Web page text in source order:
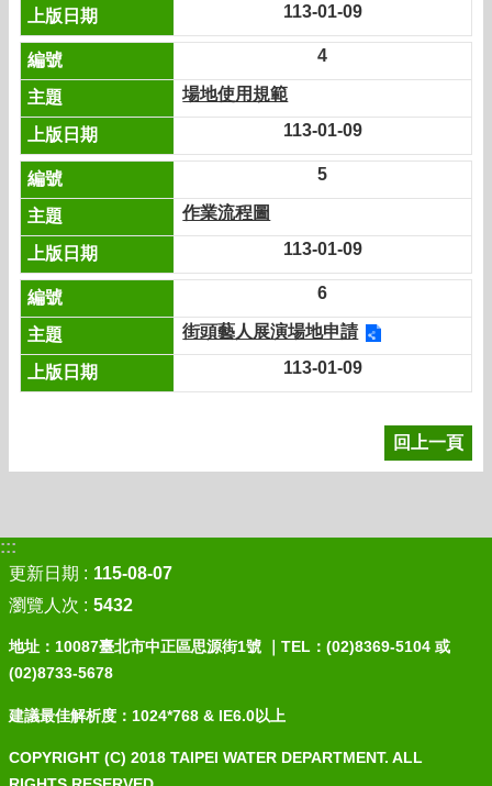
113-01-09
4
場地使用規範
113-01-09
5
作業流程圖
113-01-09
6
街頭藝人展演場地申請
113-01-09
回上一頁
:::
更新日期
115-08-07
瀏覽人次
5432
地址：10087臺北市中正區思源街1號 ｜TEL：(02)8369-5104 或
(02)8733-5678
建議最佳解析度：1024*768 & IE6.0以上
COPYRIGHT (C) 2018 TAIPEI WATER DEPARTMENT. ALL